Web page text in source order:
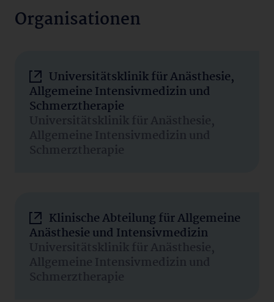
Organisationen
Universitätsklinik für Anästhesie,
Allgemeine Intensivmedizin und
Schmerztherapie
Universitätsklinik für Anästhesie,
Allgemeine Intensivmedizin und
Schmerztherapie
Klinische Abteilung für Allgemeine
Anästhesie und Intensivmedizin
Universitätsklinik für Anästhesie,
Allgemeine Intensivmedizin und
Schmerztherapie